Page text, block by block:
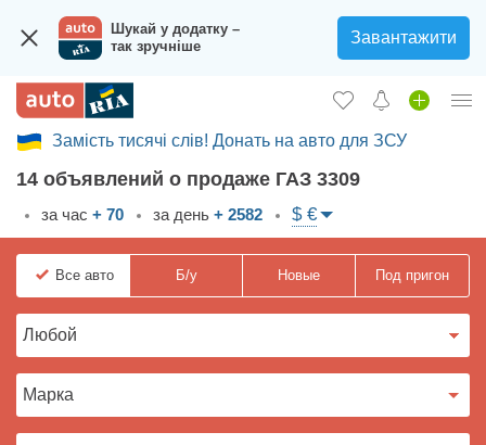
Шукай у додатку –
так зручніше
Завантажити
Вход в кабинет
Збір на авто для ЗСУ
Автомобили б/у
Новые авто
Новости
Все для авто
Замість тисячі слів! Донать на авто для ЗСУ
14 объявлений о продаже ГАЗ 3309
за час + 70 за день + 2582 $ €
Все авто Б/у Новые Под пригон